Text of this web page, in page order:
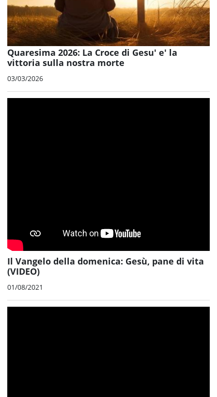
Quaresima 2026: La Croce di Gesu' e' la
vittoria sulla nostra morte
03/03/2026
Il Vangelo della domenica: Gesù, pane di vita
(VIDEO)
01/08/2021